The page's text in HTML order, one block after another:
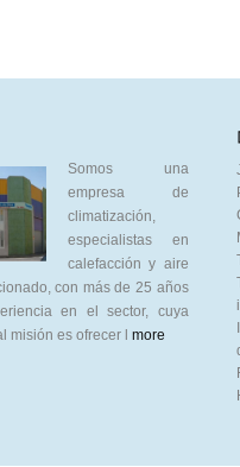
Somos una
empresa de
climatización,
especialistas en
calefacción y aire
con más de 25 años
en el sector, cuya
misión es ofrecer l more